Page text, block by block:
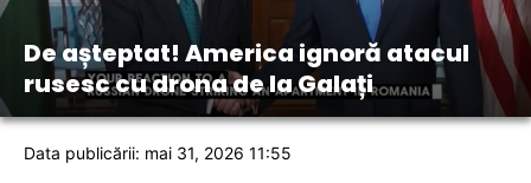
De așteptat! America ignoră atacul
rusesc cu drona de la Galați
Data publicării: mai 31, 2026 11:55